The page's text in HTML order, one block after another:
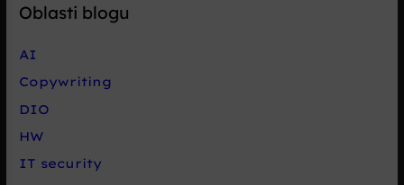
Oblasti blogu
AI
Copywriting
DIO
HW
IT security